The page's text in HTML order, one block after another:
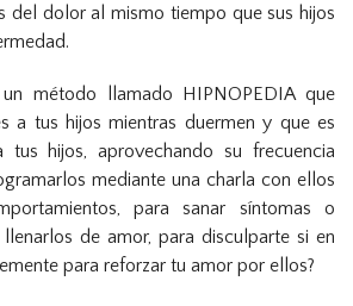
del dolor al mismo tiempo que sus hijos
método llamado HIPNOPEDIA que
a tus hijos mientras duermen y que es
tus hijos, aprovechando su frecuencia
mediante una charla con ellos
para sanar síntomas o
de amor, para disculparte si en
para reforzar tu amor por ellos?